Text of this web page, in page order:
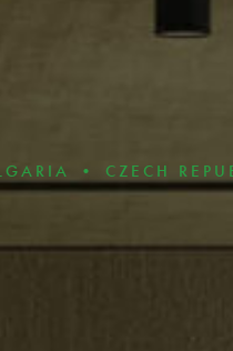
REPUBLIC •